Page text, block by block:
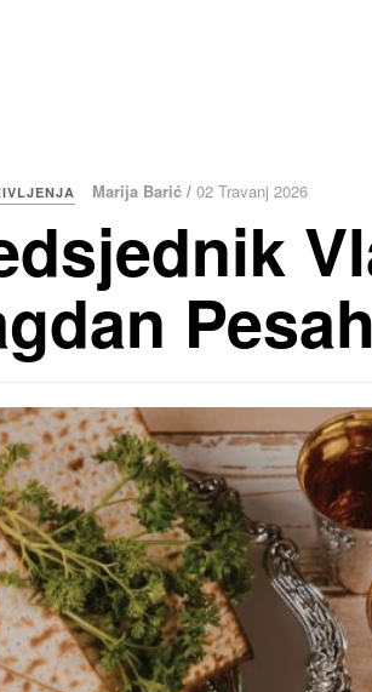
Marija Barić / 02 Travanj 2026
Pesah